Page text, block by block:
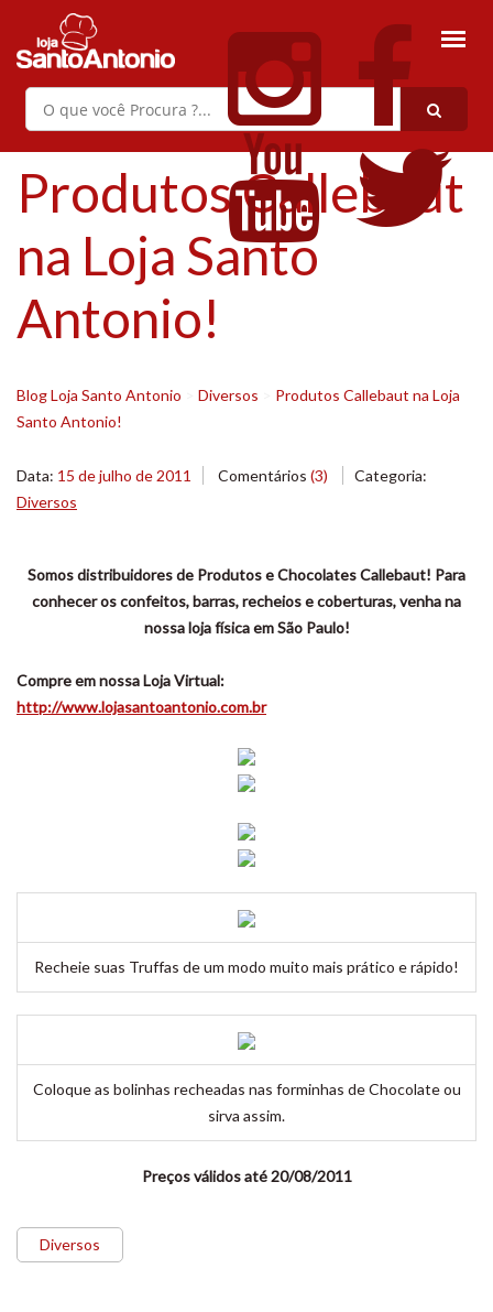
Produtos Callebaut
na Loja Santo
Antonio!
Blog Loja Santo Antonio Diversos
Produtos Callebaut na Loja
Santo Antonio!
Data: 15 de julho de 2011 Comentários (3)
Categoria:
Diversos
Somos distribuidores de Produtos e Chocolates Callebaut! Para
conhecer os confeitos, barras, recheios e coberturas, venha na
nossa loja física em São Paulo!
Compre em nossa Loja Virtual:
http://www.lojasantoantonio.com.br
Recheie suas Truffas de um modo muito mais prático e rápido!
Coloque as bolinhas recheadas nas forminhas de Chocolate ou
sirva assim.
Preços válidos até 20/08/2011
Diversos